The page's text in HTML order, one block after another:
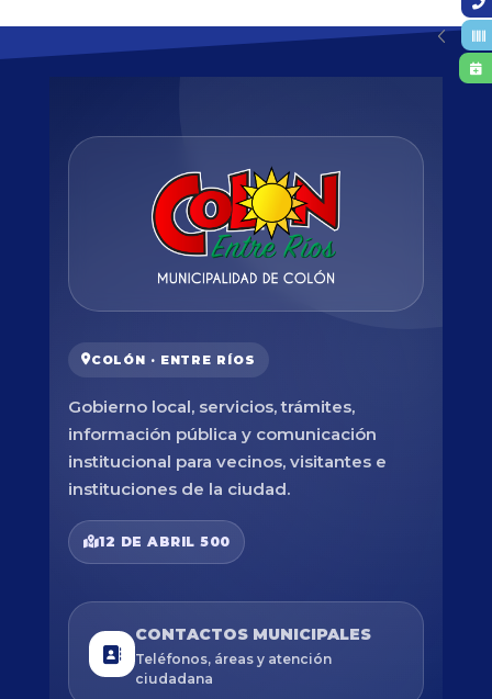
COLÓN · ENTRE RÍOS
Gobierno local, servicios, trámites,
información pública y comunicación
institucional para vecinos, visitantes e
instituciones de la ciudad.
12 DE ABRIL 500
CONTACTOS MUNICIPALES
Teléfonos, áreas y atención
ciudadana